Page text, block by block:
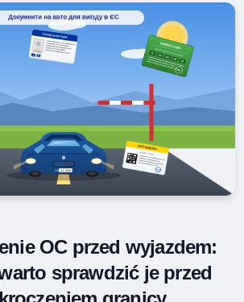
OC przed wyjazdem:
sprawdzić je przed